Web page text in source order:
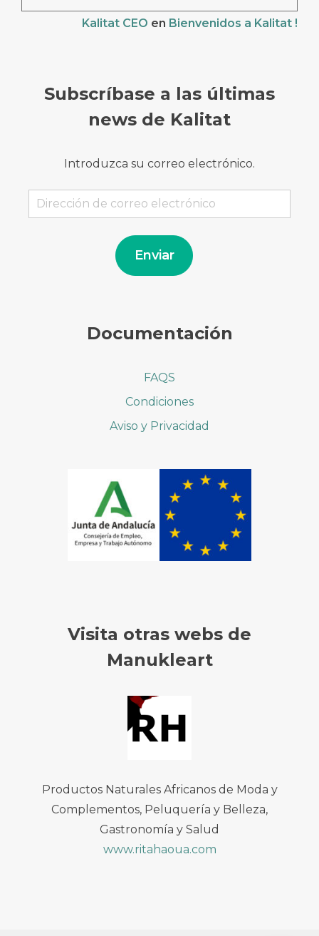
Kalitat CEO en Bienvenidos a Kalitat !
Subscríbase a las últimas
news de Kalitat
Introduzca su correo electrónico.
Dirección
de
Enviar
Documentación
FAQS
Condiciones
Aviso y Privacidad
Visita otras webs de
Manukleart
Productos Naturales Africanos de Moda y
Complementos, Peluquería y Belleza,
Gastronomía y Salud
www.ritahaoua.com